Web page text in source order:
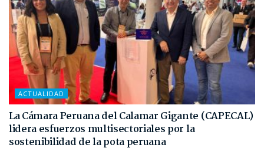
ACTUALIDAD
La Cámara Peruana del Calamar Gigante (CAPECAL)
lidera esfuerzos multisectoriales por la
sostenibilidad de la pota peruana